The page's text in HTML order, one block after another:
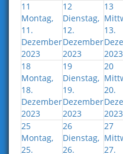
11
Montag,
11.
Dezember
2023
12
Dienstag,
12.
Dezember
2023
13
13.
2023
18
Montag,
18.
Dezember
2023
19
Dienstag,
19.
Dezember
2023
20
20.
2023
25
Montag,
25.
26
Dienstag,
26.
27
27.